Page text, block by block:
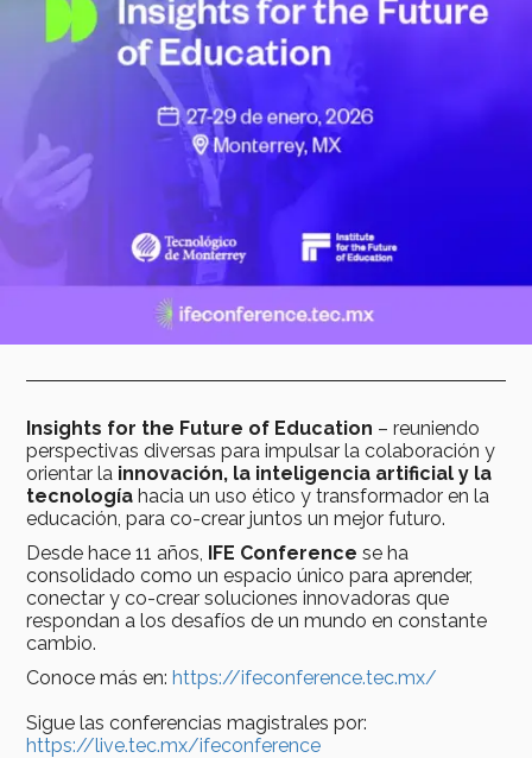
Insights for the Future of Education – reuniendo
perspectivas diversas para impulsar la colaboración y
orientar la innovación, la inteligencia artificial y la
tecnología hacia un uso ético y transformador en la
educación, para co-crear juntos un mejor futuro.
Desde hace 11 años, IFE Conference se ha
consolidado como un espacio único para aprender,
conectar y co-crear soluciones innovadoras que
respondan a los desafíos de un mundo en constante
cambio.
Conoce más en:https://ifeconference.tec.mx/
Sigue las conferencias magistrales por:
https://live.tec.mx/ifeconference